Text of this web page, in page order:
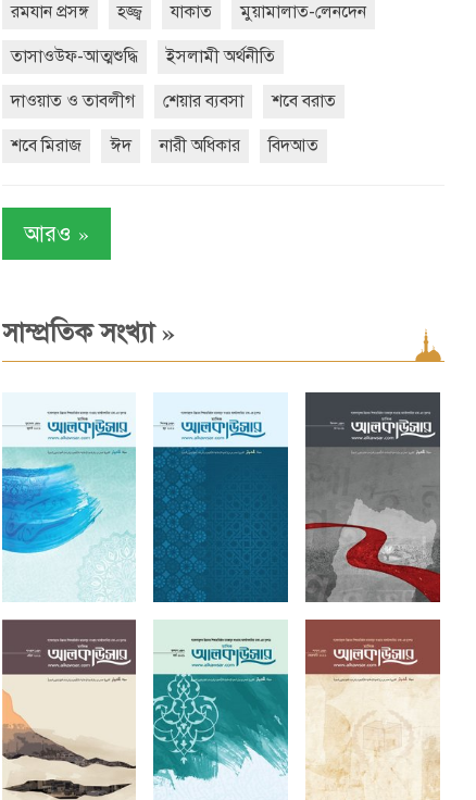
রমযান প্রসঙ্গ হজ্জ্ব যাকাত মুয়ামালাত-লেনদেন
তাসাওউফ-আত্মশুদ্ধি ইসলামী অর্থনীতি
দাওয়াত ও তাবলীগ শেয়ার ব্যবসা শবে বরাত
শবে মিরাজ ঈদ নারী অধিকার বিদআত
আরও »
সাম্প্রতিক সংখ্যা»